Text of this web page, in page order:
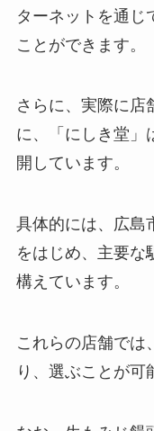
ターネットを通じ
ことができます。
さらに、実際に店
に、「にしき堂」
開しています。
具体的には、広島
をはじめ、主要な
構えています。
これらの店舗では
り、選ぶことが可